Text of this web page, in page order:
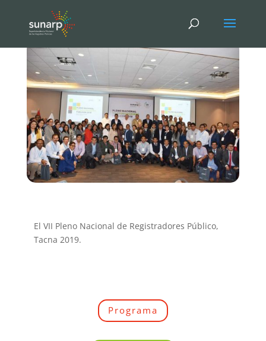
El VII Pleno Nacional de Registradores Público,
Tacna 2019.
Programa